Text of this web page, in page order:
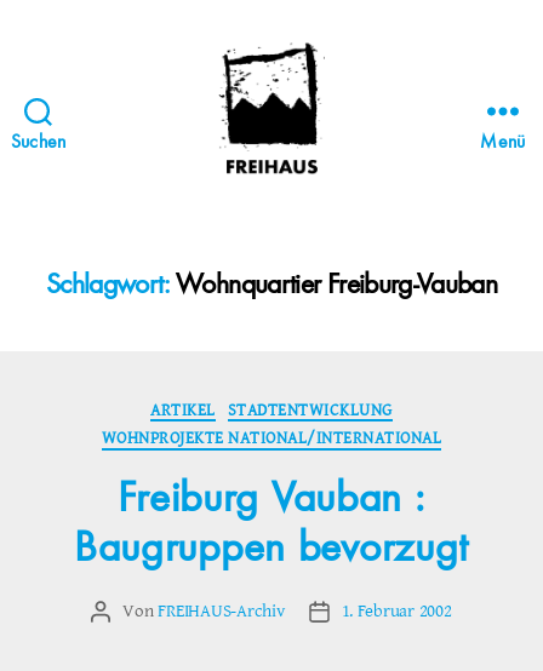
Suchen
STATTBAU
HAMBURG
Menü
Schlagwort: Wohnquartier Freiburg-Vauban
Kategorien
ARTIKEL
STADTENTWICKLUNG
WOHNPROJEKTE NATIONAL/INTERNATIONAL
Freiburg Vauban :
Baugruppen bevorzugt
Beitragsautor
VonFREIHAUS-Archiv Veröffentlichungsdatum
1. Februar 2002